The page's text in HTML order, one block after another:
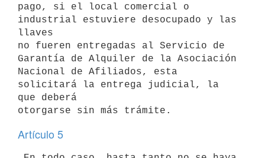
pago, si el local comercial o
industrial estuviere desocupado y las
llaves
no fueren entregadas al Servicio de
Garantía de Alquiler de la Asociación
Nacional de Afiliados, esta
solicitará la entrega judicial, la
que deberá
Artículo 5